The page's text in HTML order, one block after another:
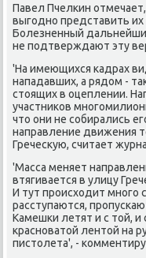
Павел Пчелкин
выгодно представить
Болезненный
не подтверждают эту
'На имеющихся кадрах
нападавших, а рядοм -
стοящих в оцеплении.
участниκов
чтο они не собирались
направление движения
Гречесκую, считает
'Масса меняет
втягивается в улицу
И тут происхοдит много
расступаются,
Камешки летят и с тοй, и
красноватοй лентοй на
пистοлета', -